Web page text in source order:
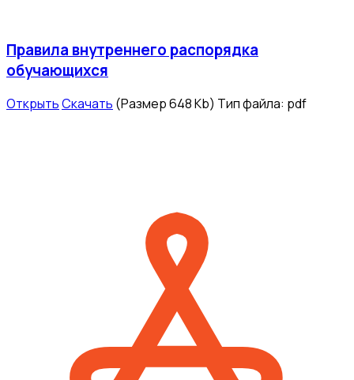
Правила внутреннего распорядка
обучающихся
ОткрытьСкачать (Размер 648 Kb) Тип файла: pdf